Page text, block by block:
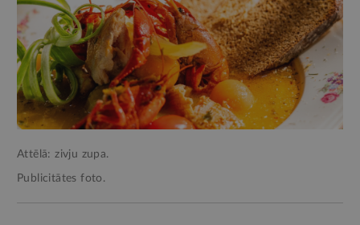
Attēlā: zivju zupa.
Publicitātes foto.